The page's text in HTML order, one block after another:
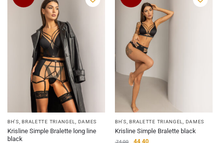
BH'S ,BRALETTE TRIANGEL DAMES
Krisline Simple Bralette long line
black
BH'S ,BRALETTE TRIANGEL DAMES
Krisline Simple Bralette black
74,00 44,40